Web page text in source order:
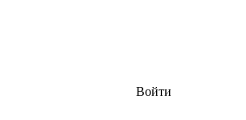
Войти